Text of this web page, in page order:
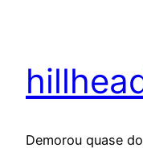
Demorou quase